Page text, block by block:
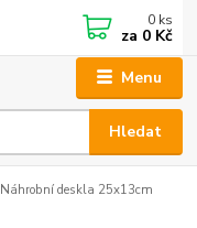
Menu
Hledat
0 ks
za 0 Kč
Náhrobní deskla 25x13cm